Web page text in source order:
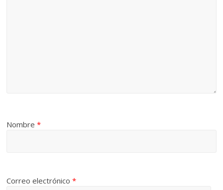
Nombre*
Correo electrónico*